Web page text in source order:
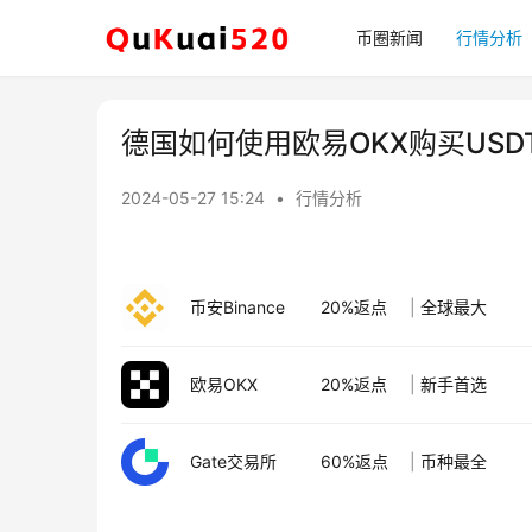
币圈新闻 行情分析
德国如何使用欧易OKX购买
2024-05-27 15:24 • 行情分析
币安Binance 20%返点 全球最大
欧易OKX 20%返点 新手首选
Gate交易所 60%返点 币种最全